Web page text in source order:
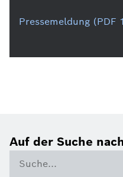
Pressemeldung (PDF
Auf der Suche